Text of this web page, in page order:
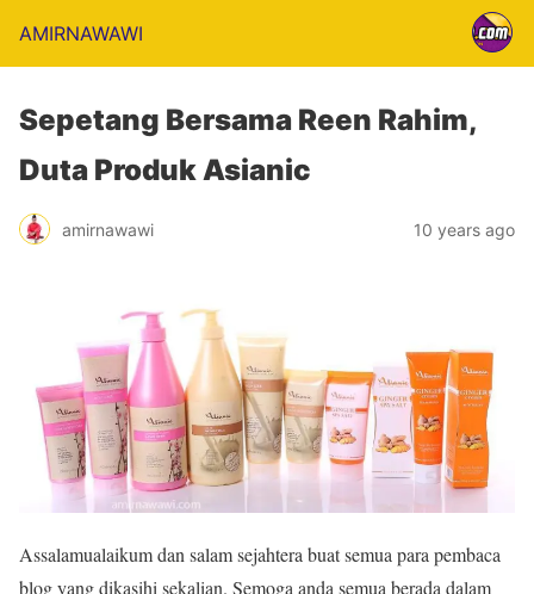
AMIRNAWAWI
Sepetang Bersama Reen Rahim,
Duta Produk Asianic
amirnawawi 10 years ago
Assalamualaikum dan salam sejahtera buat semua para pembaca
blog yang dikasihi sekalian. Semoga anda semua berada dalam